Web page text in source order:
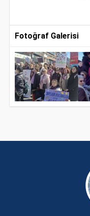
Fotoğraf Galerisi